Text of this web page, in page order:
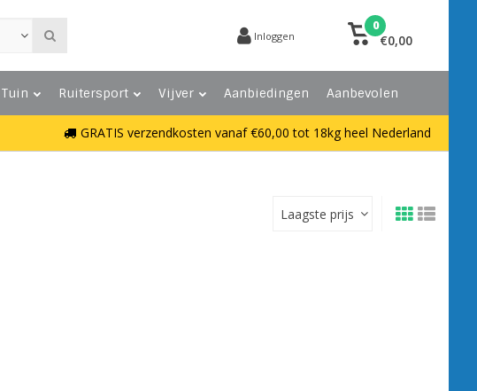
Inloggen
0
€0,00
Tuin Ruitersport Vijver Aanbiedingen Aanbevolen
GRATIS verzendkosten vanaf €60,00 tot 18kg heel Nederland
Laagste prijs